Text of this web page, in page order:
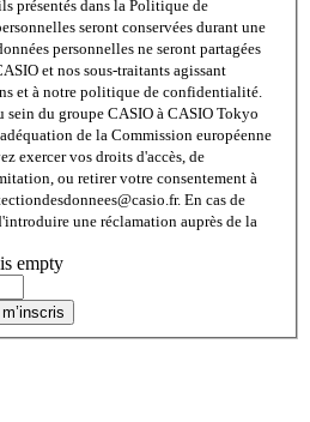
présentés dans la Politique de
seront conservées durant une
personnelles ne seront partagées
et nos sous-traitants agissant
et à notre politique de confidentialité.
sein du groupe CASIO à CASIO Tokyo
de la Commission européenne
exercer vos droits d'accès, de
ou retirer votre consentement à
En cas de
une réclamation auprès de la
empty